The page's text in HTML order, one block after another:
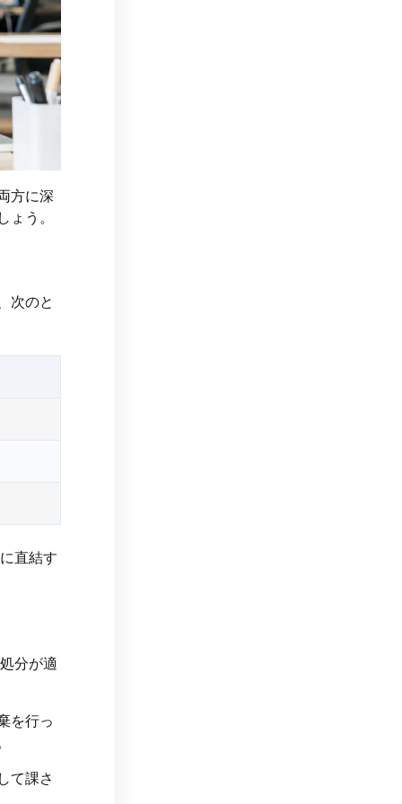
方に深
う。
次のと
直結す
分が適
を行っ
て課さ